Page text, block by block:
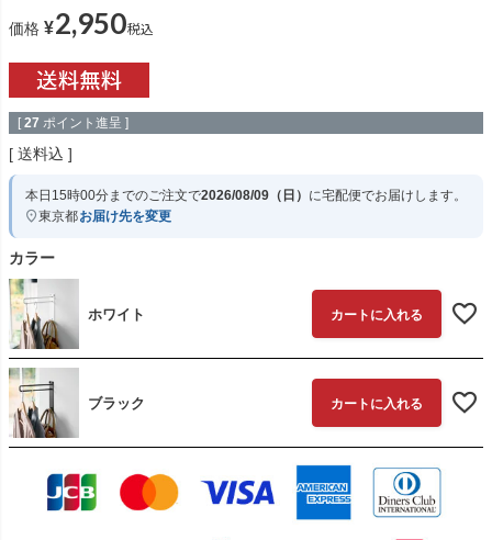
価格 ¥2,950税込
[ 27 ポイント進呈 ]
送料込
本日 15時00分までのご注文で2026/08/09（日） に宅配便でお届けします。
東京都お届け先を変更
カラー
ホワイト カートに入れる
ブラック カートに入れる